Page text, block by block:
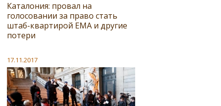
Каталония: провал на
голосовании за право стать
штаб-квартирой EMA и другие
потери
17.11.2017